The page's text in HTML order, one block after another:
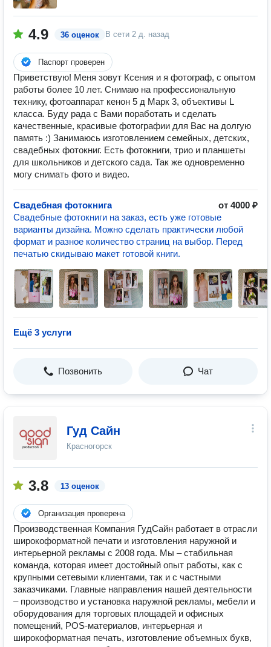
4.9 36 оценок В сети 2 д. назад
Паспорт проверен
Приветствую! Меня зовут Ксения и я фотограф, с опытом
работы более 10 лет. Снимаю на профессиональную
технику, фотоаппарат кенон 5 д Марк 3, объективы L
класса. Буду рада с Вами поработать и сделать
качественные, красивые фотографии для Вас на долгую
память :) Занимаюсь изготовлением семейных, детских,
свадебных фотокниг. Есть фотокниги, трио и планшеты
для школьников и детского сада. Так же одновременно
могу снимать фото и видео.
Свадебная фотокнига
от 4000 ₽
Свадебные фотокниги на заказ, есть уже готовые
варианты дизайна. Можно сделать практически любой
формат и разное количество страниц на выбор. Перед
печатью скидываю макет готовой книги.
Ещё 3 услуги
Позвонить Чат
Гуд Сайн
Красногорск
3.8 13 оценок
Организация проверена
Производственная Компания ГудСайн работает в отрасли
широкоформатной печати и изготовления наружной и
интерьерной рекламы с 2008 года. Мы – стабильная
команда, которая имеет достойный опыт работы, как с
крупными сетевыми клиентами, так и с частными
заказчиками. Главные направления нашей деятельности
– производство и установка наружной рекламы, мебели и
оборудования для торговых площадей и офисных
помещений, POS-материалов, интерьерная и
широкоформатная печать, изготовление объемных букв,